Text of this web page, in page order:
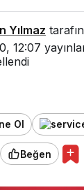
Yılmaz
12:07
Ol
Beğen